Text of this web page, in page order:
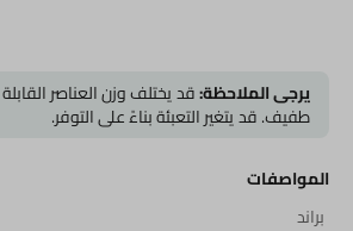
يرجى الملاحظة:قد يختلف وزن العناصر
طفيف. قد يتغير التعبئة بناءً على التوفر.
المواصفات
براند